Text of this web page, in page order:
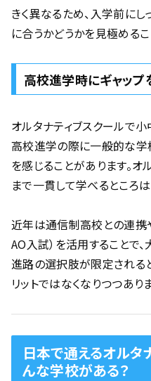
きく異なるため、入学前に
に合うかどうかを見極めるこ
高校進学時にギャップ
オルタナティブスクールで
高校進学の際に一般的な学
を感じることがあります。
まで一貫して学べるところ
近年は通信制高校との連携
AO入試）を活用することで
進路の選択肢が限定される
リットではなくなりつつあり
日本で通えるオルタ
んな学校がある？